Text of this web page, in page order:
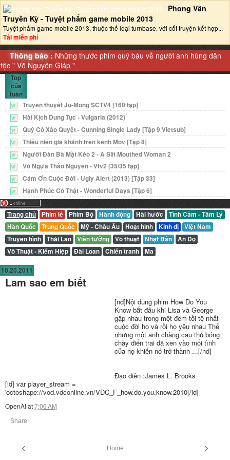
Phong Vân
Truyền Kỳ - Tuyệt phẩm game mobile 2013‎
Tuyệt phẩm game mobile 2013, thuộc thể loại turnbase, với cốt truyện kết hợp...
Tải miễn phí
Thông báo : Những thước phim quý báu về người anh hùng dân
tộc "Võ Nguyên Giáp "
Top
của
tuần
W Truyền thuyết Ju-Mông SCTV4 [160 tập]
W Hài Kịch Dung Tục - Vulgaria (2012)
W Quý Cô Xảo Quyệt - Cunning Single Lady [Tập 9 Vietsub]
W Thiếu niên gia khánh trên kênh Mov [Tập 8]
W Người Đàn Bà Mặt Kéo 2 - A Slit Mouthed Woman 2
W Vó Ngựa Thảo Nguyên - Vtv2 [35/35 tập]
W Cám Ơn Cuộc Đời - Ugly Alert (2013) [Tập 33]
W Hạnh Phúc Có Thật - Wonderful Days [Tập 6]
Trang chủ Phim lẻ Phim Bộ Hành động Hài hước
Tình Cảm - Tâm Lý
Hàn Quốc
Trung Quốc Mỹ - Châu Âu Hoạt hình Kinh dị
Việt Nam
Truyền hình
Thái Lan Viễn tưởng Võ thuật Nhật Bản
Ấn Độ
Võ Thuật - Kiếm Hiệp
Đài Loan Chiến tranh Ma
10.20.2011
Lam sao em biết
[nd]Nội dung phim How Do You
Know bắt đầu khi Lisa và George
gặp nhau trong một đêm tồi tệ nhất
cuộc đời họ và rồi họ yêu nhau Thế
nhưng một anh chàng cầu thủ bóng
chày điển trai đã xen vào mối tình
của họ khiến nó trở thành ...[/nd]
Đạo diễn :James L. Brooks
[id] var player_stream =
'octoshape://vod.vdconline.vn/VDC_F_how.do.you.know.2010[/id]
OpenAIat7:06 AM
Share
‹ ›
Home